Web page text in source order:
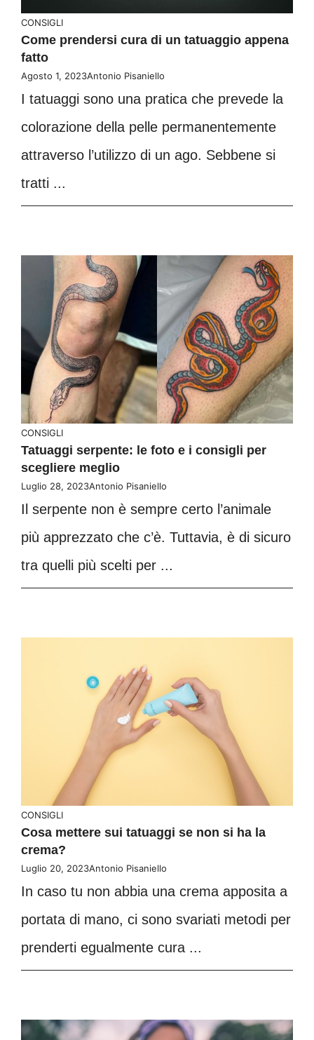
CONSIGLI
Come prendersi cura di un tatuaggio appena
fatto
Agosto 1, 2023Antonio Pisaniello
I tatuaggi sono una pratica che prevede la
colorazione della pelle permanentemente
attraverso l’utilizzo di un ago. Sebbene si
tratti ...
CONSIGLI
Tatuaggi serpente: le foto e i consigli per
scegliere meglio
Luglio 28, 2023Antonio Pisaniello
Il serpente non è sempre certo l’animale
più apprezzato che c’è. Tuttavia, è di sicuro
tra quelli più scelti per ...
CONSIGLI
Cosa mettere sui tatuaggi se non si ha la
crema?
Luglio 20, 2023Antonio Pisaniello
In caso tu non abbia una crema apposita a
portata di mano, ci sono svariati metodi per
prenderti egualmente cura ...